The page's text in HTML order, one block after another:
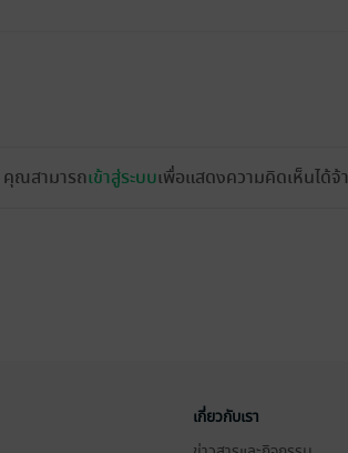
คุณสามารถเข้าสู่ระบบเพื่อแสดงความคิดเห็นได้จ้า
เกี่ยวกับเรา